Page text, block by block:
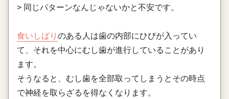
> 同じパターンなんじゃないかと不安です。
食いしばり のある人は歯の内部にひびが入ってい
て、それを中心にむし歯が進行していることがあり
ます。
そうなると、むし歯を全部取ってしまうとその時点
で神経を取らざるを得なくなります。